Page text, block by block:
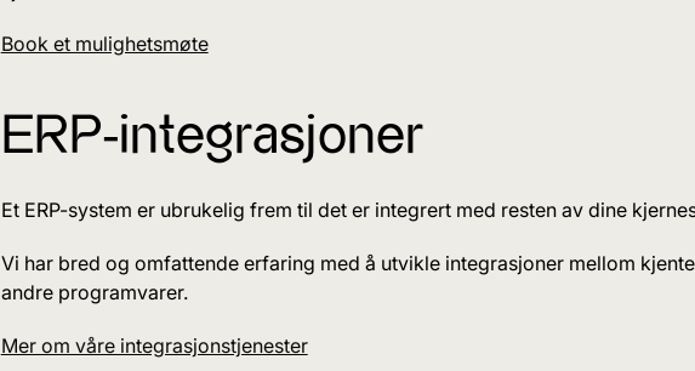
Book et mulighetsmøte
ERP-integrasjoner
Et ERP-system er ubrukelig frem til det er integrert med resten av dine
Vi har bred og omfattende erfaring med å utvikle integrasjoner mellom
andre programvarer.
Mer om våre integrasjonstjenester